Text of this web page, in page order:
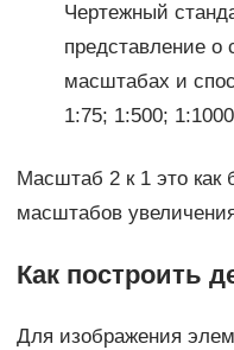
Чертежный
представление
масштабах и
1:75; 1:500;
Масштаб 2 к 1 это
масштабов
Как построить
Для изображения